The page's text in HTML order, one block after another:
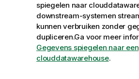
spiegelen naar
downstream-systemen
kunnen verbruiken zonder
dupliceren.Ga voor meer
Gegevens spiegelen naar een
clouddatawarehouse.